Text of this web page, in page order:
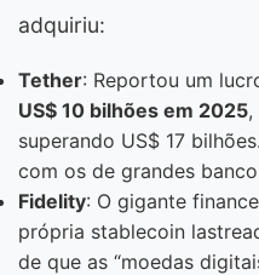
adquiriu:
Tether: Reportou um
US$ 10 bilhões em 2025,
superando US$ 17
com os de grandes
Fidelity: O gigante
própria stablecoin
de que as “moedas